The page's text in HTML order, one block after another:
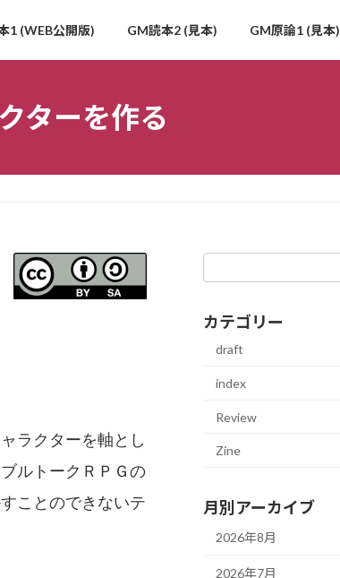
1 (WEB公開版) GM読本2 (見本) GM原論1 (見本)
ターを作る
ラクターを軸とし
ルトークＲＰＧの
ことのできないテ
カテゴリー
draft
index
Review
Zine
月別アーカイブ
2026年8月
2026年7月